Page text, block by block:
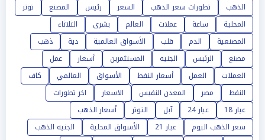
الذهب تطورات سعر الذهب السعر رئيس المصنع
توتر
المحلية
ساعة عملات العالم بشرى
الثلاثاء
المصنعية
الدم قلب الأسواق العالمية دية
ذهب
مصنع
الرئيس الجنيه المستثمرين أسعار
عمل
العملات
العمل أسعار النفط الأسواق العالمي
كاف
النفط
مصر المعدن النفيس الاسعار
اخر تطورات
عيار 18
عيار 24 آبل التوتر
أسعار الذهب
سعر الذهب اليوم
عيار 21 الأسواق المحلية
الجنيه الذهب